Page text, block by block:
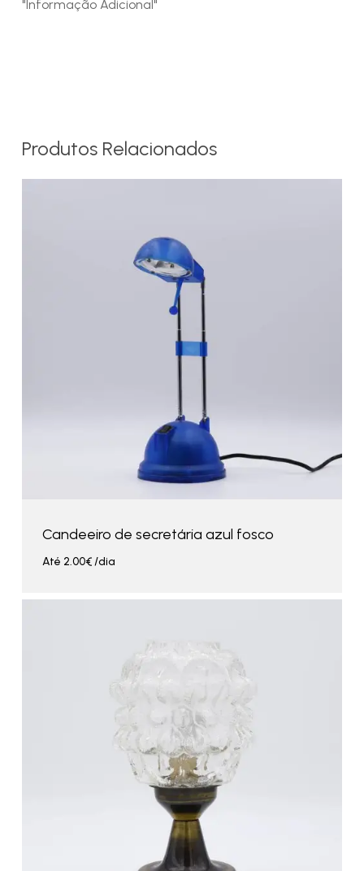
"Informação Adicional"
Produtos Relacionados
Candeeiro de secretária azul fosco
Até 2.00€/dia